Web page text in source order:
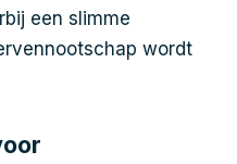
een slimme
wordt